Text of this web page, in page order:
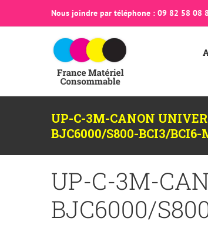
Nous joindre par téléphone : 09 82 58 08
UP-C-3M-CANON
BJC6000/S800-BCI3/BCI6-
UP-C-3M-
BJC6000/